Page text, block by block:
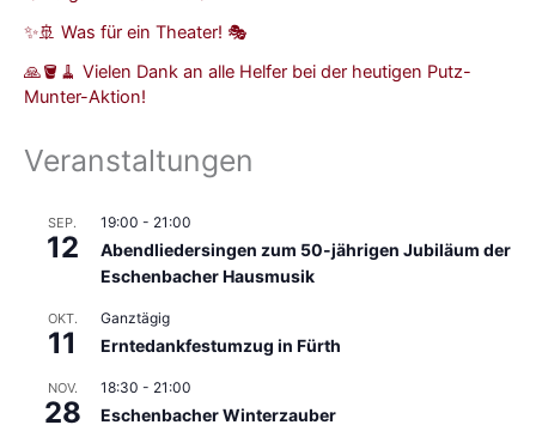
✨🚢 Was für ein Theater! 🎭
🙏🪣🧹 Vielen Dank an alle Helfer bei der heutigen Putz-
Munter-Aktion!
Veranstaltungen
SEP.
12
19:00 - 21:00
Abendliedersingen zum 50-jährigen Jubiläum der
Eschenbacher Hausmusik
OKT.
11
Ganztägig
Erntedankfestumzug in Fürth
NOV.
28
18:30 - 21:00
Eschenbacher Winterzauber